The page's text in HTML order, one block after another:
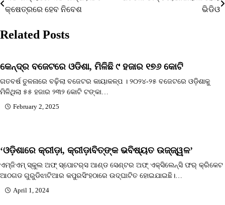
navigation
କ୍ଷେତ୍ରରେ ହେବ ନିବେଶ
ଭିଡିଓ
Related Posts
କେନ୍ଦ୍ର ବଜେଟରେ ଓଡିଶା, ମିଳିଛି ୯ ହଜାର ୧୭୬ କୋଟି
ଗତବର୍ଷ ତୁଳନାରେ ବଢ଼ିଲା ବଜେଟର କାୟାକଳ୍ପ । ୨୦୨୪-୨୫ ବଜେଟରେ ଓଡ଼ିଶାକୁ
ମିଳିଥିଲା ୫୫ ହଜାର ୨୩୨ କୋଟି ଟଙ୍କା…
February 2, 2025
‘ଓଡ଼ିଶାରେ କ୍ରୀଡ଼ା, କ୍ରୀଡ଼ାବିତ୍‌ଙ୍କ ଭବିଷ୍ୟତ ଉଜ୍ଜ୍ୱଳ’
ଏମ୍‌ଜିଏମ୍‌ ସ୍କୁଲ ଅଫ୍‌ ସ୍ପୋଟର୍‌ସ ଆଣ୍ଡ ସେଣ୍ଟର ଅଫ୍‌ ଏକ୍ସିଲେନ୍ସି ଫର୍‌ କ୍ରିକେଟ
ଆଠଗଡ ଗୁରୁଡିଝାଟିଆର କପୁରସିଂହଠାରେ ଉଦ୍‌ଘାଟିତ ହୋଇଯାଇଛି।…
April 1, 2024